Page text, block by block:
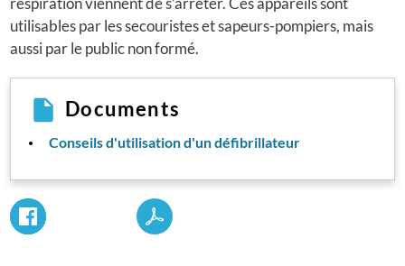
utilisables par les secouristes et sapeurs-pompiers, mais
aussi par le public non formé.
Documents
Conseils d'utilisation d'un défibrillateur